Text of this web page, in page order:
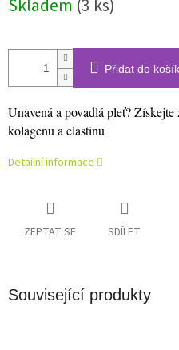
cena:
Skladem (3 ks)
Přidat do
Unavená a povadlá pleť?
kolagenu a elastinu
Detailní informace
ZEPTAT SE SDÍLET
Související produkty